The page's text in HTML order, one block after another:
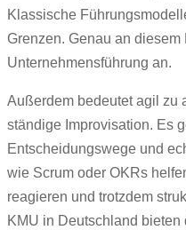
Klassische
Grenzen. Genau an diesem
Unternehmensführung an.
Außerdem bedeutet agil zu
ständige Improvisation. Es
Entscheidungswege und
wie Scrum oder OKRs
reagieren und trotzdem
KMU in Deutschland